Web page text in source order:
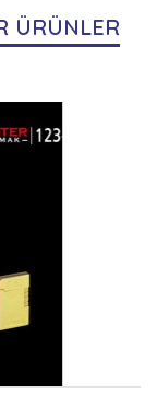
ÜRÜNLER